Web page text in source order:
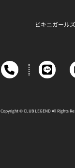
ビキニガール
Copyright © CLUB LEGEND All Rights